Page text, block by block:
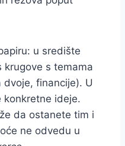
u središte
krugove s temama
financije). U
konkretne ideje.
da ostanete tim i
ne odvedu u